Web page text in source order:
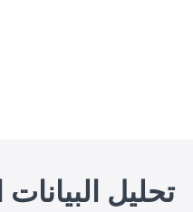
3. تحليل